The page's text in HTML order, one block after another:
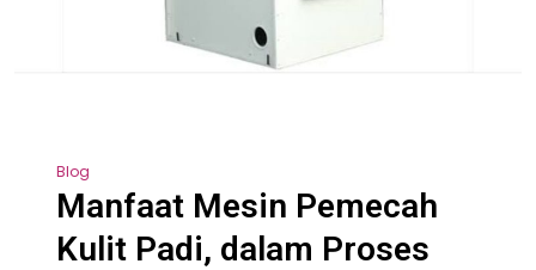
Blog
Manfaat Mesin Pemecah
Kulit Padi, dalam Proses